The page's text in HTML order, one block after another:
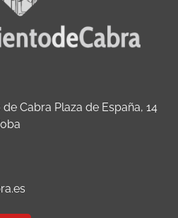
Cabra Plaza de España, 14